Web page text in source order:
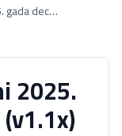
Portāla jaunumi 2025. gada decembrī (v1.1x)
2025.